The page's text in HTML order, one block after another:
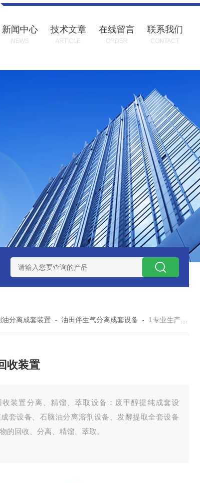
新闻中心
NEWS
技术文章
ARTICLE
在线留言
ORDER
联系我们
CONTACT
装置 3万吨-100万吨撬装式煤层气脱酸气设备
油分离成套装置 -油田伴生气分离成套设备 - 1专业生产回收装置
收装置
收装置分离、精馏、萃取设备：废甲醇提纯成套设
套设备、石脑油分离溶剂设备、发酵提取全套设备
的回收、分离、精馏、萃取。